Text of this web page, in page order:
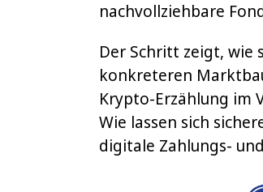
nachvollziehbare
Der Schritt zeigt, wie
konkreteren
Krypto-Erzählung im
Wie lassen sich
digitale Zahlungs-